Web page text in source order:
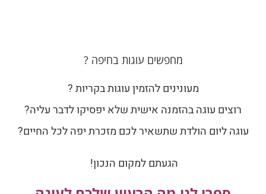
מחפשים עוגות בחיפה ?
מעונינים להזמין עוגות בקריות ?
רוצים עוגה בהזמנה אישית שלא יפסיקו לדבר עליה?
עוגה ליום הולדת שתשאיר לכם מזכרת יפה לכל החיים?
הגעתם למקום הנכון!